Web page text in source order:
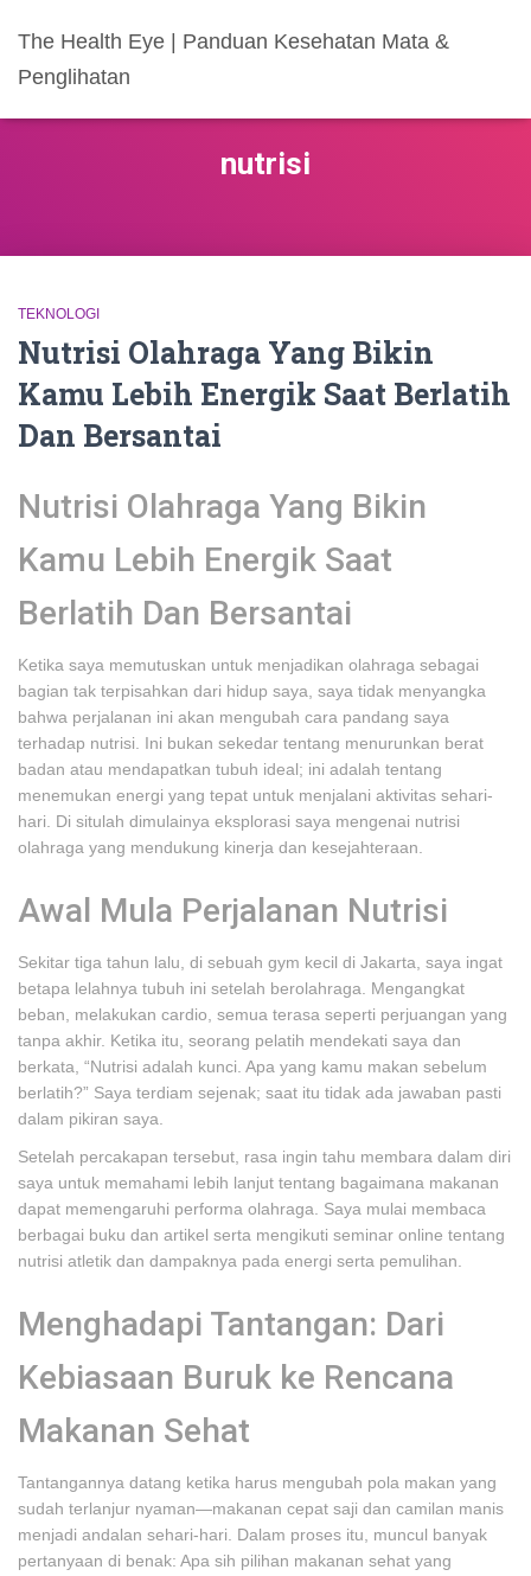
The Health Eye | Panduan Kesehatan Mata &
Penglihatan
nutrisi
TEKNOLOGI
Nutrisi Olahraga Yang Bikin
Kamu Lebih Energik Saat Berlatih
Dan Bersantai
Nutrisi Olahraga Yang Bikin
Kamu Lebih Energik Saat
Berlatih Dan Bersantai
Ketika saya memutuskan untuk menjadikan olahraga sebagai
bagian tak terpisahkan dari hidup saya, saya tidak menyangka
bahwa perjalanan ini akan mengubah cara pandang saya
terhadap nutrisi. Ini bukan sekedar tentang menurunkan berat
badan atau mendapatkan tubuh ideal; ini adalah tentang
menemukan energi yang tepat untuk menjalani aktivitas sehari-
hari. Di situlah dimulainya eksplorasi saya mengenai nutrisi
olahraga yang mendukung kinerja dan kesejahteraan.
Awal Mula Perjalanan Nutrisi
Sekitar tiga tahun lalu, di sebuah gym kecil di Jakarta, saya ingat
betapa lelahnya tubuh ini setelah berolahraga. Mengangkat
beban, melakukan cardio, semua terasa seperti perjuangan yang
tanpa akhir. Ketika itu, seorang pelatih mendekati saya dan
berkata, “Nutrisi adalah kunci. Apa yang kamu makan sebelum
berlatih?” Saya terdiam sejenak; saat itu tidak ada jawaban pasti
dalam pikiran saya.
Setelah percakapan tersebut, rasa ingin tahu membara dalam diri
saya untuk memahami lebih lanjut tentang bagaimana makanan
dapat memengaruhi performa olahraga. Saya mulai membaca
berbagai buku dan artikel serta mengikuti seminar online tentang
nutrisi atletik dan dampaknya pada energi serta pemulihan.
Menghadapi Tantangan: Dari
Kebiasaan Buruk ke Rencana
Makanan Sehat
Tantangannya datang ketika harus mengubah pola makan yang
sudah terlanjur nyaman—makanan cepat saji dan camilan manis
menjadi andalan sehari-hari. Dalam proses itu, muncul banyak
pertanyaan di benak: Apa sih pilihan makanan sehat yang